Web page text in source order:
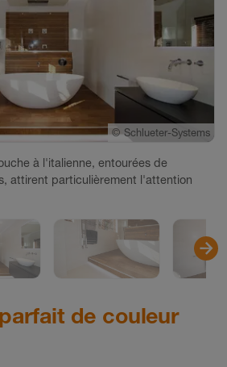
© Schlueter-Systems
à l'italienne, entourées de
attirent particulièrement l'attention
© Schlueter-Systems
© Schlueter-Systems
de couleur